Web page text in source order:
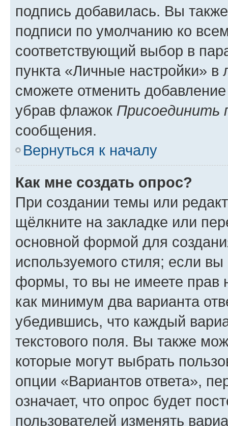
подпись добавилась. Вы
подписи по умолчанию ко
соответствующий выбор в
пункта «Личные настройки»
сможете отменить
убрав флажок Присоединить
сообщения.
Вернуться к началу
Как мне создать опрос?
При создании темы или
щёлкните на закладке или
основной формой для
используемого стиля; если
формы, то вы не имеете прав
как минимум два варианта
убедившись, что каждый
текстового поля. Вы также
которые могут выбрать
опции «Вариантов ответа»,
означает, что опрос будет
пользователей изменять